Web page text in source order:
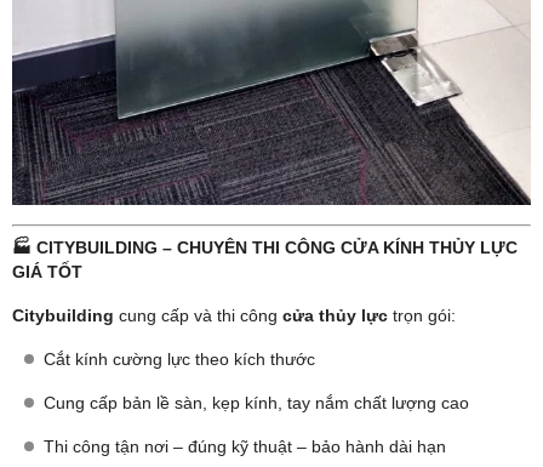
🏭 CITYBUILDING – CHUYÊN THI CÔNG CỬA KÍNH THỦY LỰC
GIÁ TỐT
Citybuilding cung cấp và thi công cửa thủy lực trọn gói:
Cắt kính cường lực theo kích thước
Cung cấp bản lề sàn, kẹp kính, tay nắm chất lượng cao
Thi công tận nơi – đúng kỹ thuật – bảo hành dài hạn